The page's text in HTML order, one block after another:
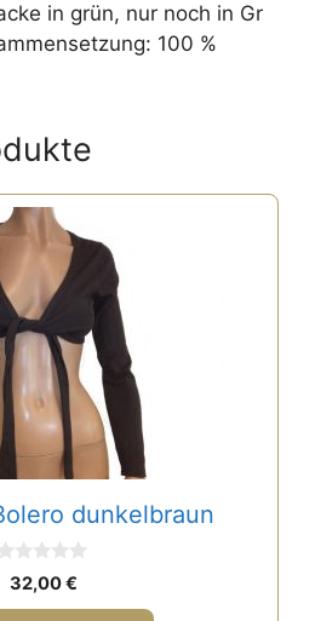
in grün, nur noch in Gr
100 %
dunkelbraun
32,00€